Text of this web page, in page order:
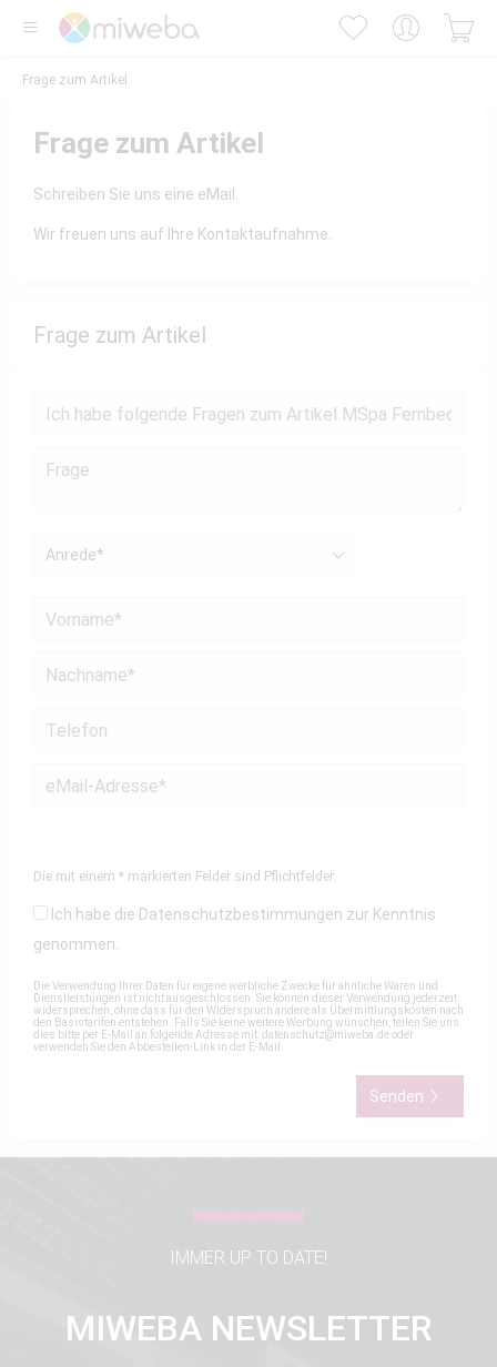
Frage zum Artikel
Frage zum Artikel
Schreiben Sie uns eine eMail.
Wir freuen uns auf Ihre Kontaktaufnahme.
Frage zum Artikel
Die mit einem * markierten Felder sind Pflichtfelder.
Ich habe die Datenschutzbestimmungen zur Kenntnis
genommen.
Die Verwendung Ihrer Daten für eigene werbliche Zwecke für ähnliche Waren und
Dienstleistungen ist nicht ausgeschlossen. Sie können dieser Verwendung jederzeit
widersprechen, ohne dass für den Widerspruch andere als Übermittlungskosten nach
den Basistarifen entstehen. Falls Sie keine weitere Werbung wünschen, teilen Sie uns
dies bitte per E-Mail an folgende Adresse mit: datenschutz@miweba.deoder
verwenden Sie den Abbestellen-Link in der E-Mail.
Senden
IMMER UP TO DATE!
MIWEBA NEWSLETTER